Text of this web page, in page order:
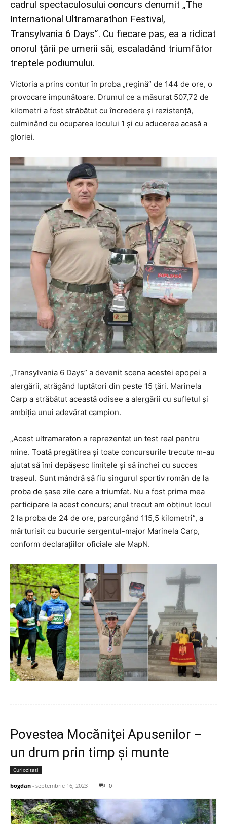
cadrul spectaculosului concurs denumit „The
International Ultramarathon Festival,
Transylvania 6 Days”. Cu fiecare pas, ea a ridicat
onorul țării pe umerii săi, escaladând triumfător
treptele podiumului.
Victoria a prins contur în proba „regină” de 144 de ore, o
provocare impunătoare. Drumul ce a măsurat 507,72 de
kilometri a fost străbătut cu încredere și rezistență,
culminând cu ocuparea locului 1 și cu aducerea acasă a
gloriei.
„Transylvania 6 Days” a devenit scena acestei epopei a
alergării, atrăgând luptători din peste 15 țări. Marinela
Carp a străbătut această odisee a alergării cu sufletul și
ambiția unui adevărat campion.
„Acest ultramaraton a reprezentat un test real pentru
mine. Toată pregătirea și toate concursurile trecute m-au
ajutat să îmi depășesc limitele și să închei cu succes
traseul. Sunt mândră să fiu singurul sportiv român de la
proba de șase zile care a triumfat. Nu a fost prima mea
participare la acest concurs; anul trecut am obținut locul
2 la proba de 24 de ore, parcurgând 115,5 kilometri”, a
mărturisit cu bucurie sergentul-major Marinela Carp,
conform declarațiilor oficiale ale MapN.
Povestea Mocăniței Apusenilor –
un drum prin timp și munte
Curiozitati
bogdan -septembrie 16, 2023 0